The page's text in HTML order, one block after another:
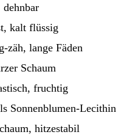
dehnbar
kalt flüssig
zäh, lange Fäden
Schaum
fruchtig
Sonnenblumen-Lecithin
hitzestabil